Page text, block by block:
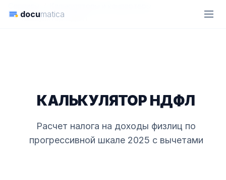
documatica
Калькулятор НДФЛ
КАЛЬКУЛЯТОР НДФЛ
Расчет налога на доходы физлиц по
прогрессивной шкале 2025 с вычетами